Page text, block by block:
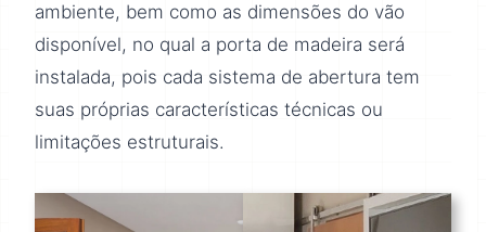
ambiente, bem como as dimensões do vão
disponível, no qual a porta de madeira será
instalada, pois cada sistema de abertura tem
suas próprias características técnicas ou
limitações estruturais.